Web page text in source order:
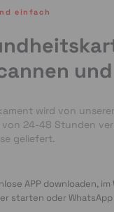
einfach
wird von
24-48 Stunden
geliefert.
APP downloaden, im
starten oder